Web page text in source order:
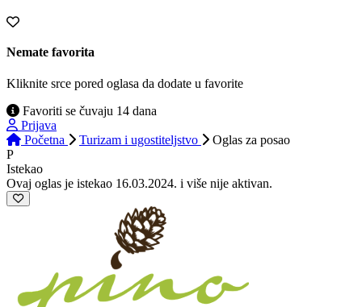
Nemate favorita
Kliknite srce pored oglasa da dodate u favorite
Favoriti se čuvaju 14 dana
Prijava
Početna
Turizam i ugostiteljstvo Oglas za posao
P
Istekao
Ovaj oglas je istekao 16.03.2024. i više nije aktivan.